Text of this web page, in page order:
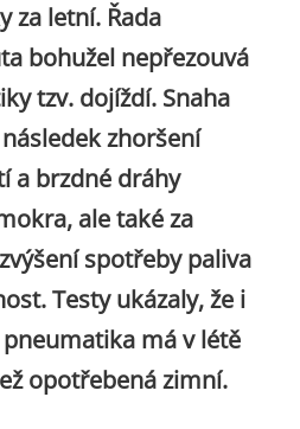
za letní. Řada
bohužel nepřezouvá
tzv. dojíždí. Snaha
zhoršení
a brzdné dráhy
ale také za
spotřeby paliva
Testy ukázaly, že i
má v létě
opotřebená zimní.